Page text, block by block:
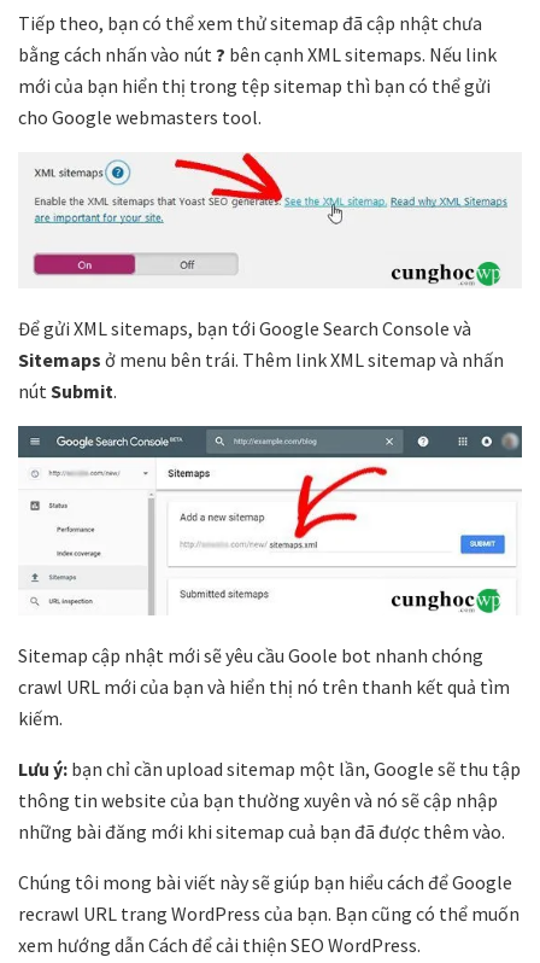
Tiếp theo, bạn có thể xem thử sitemap đã cập nhật chưa
bằng cách nhấn vào nút? bên cạnh XML sitemaps. Nếu link
mới của bạn hiển thị trong tệp sitemap thì bạn có thể gửi
cho Google webmasters tool.
Để gửi XML sitemaps, bạn tới Google Search Console và
Sitemaps ở menu bên trái. Thêm link XML sitemap và nhấn
nútSubmit.
Sitemap cập nhật mới sẽ yêu cầu Goole bot nhanh chóng
crawl URL mới của bạn và hiển thị nó trên thanh kết quả tìm
kiếm.
Lưu ý: bạn chỉ cần upload sitemap một lần, Google sẽ thu tập
thông tin website của bạn thường xuyên và nó sẽ cập nhập
những bài đăng mới khi sitemap cuả bạn đã được thêm vào.
Chúng tôi mong bài viết này sẽ giúp bạn hiểu cách để Google
recrawl URL trang WordPress của bạn. Bạn cũng có thể muốn
xem hướng dẫn Cách để cải thiện SEO WordPress.